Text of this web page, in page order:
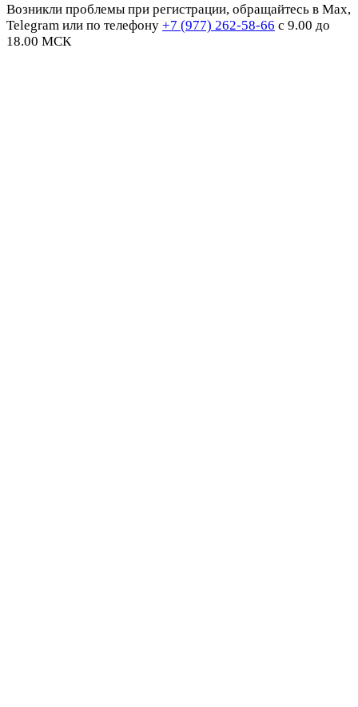
Возникли проблемы при регистрации, обращайтесь в Max,
Telegram или по телефону +7 (977) 262-58-66 с 9.00 до
18.00 МСК